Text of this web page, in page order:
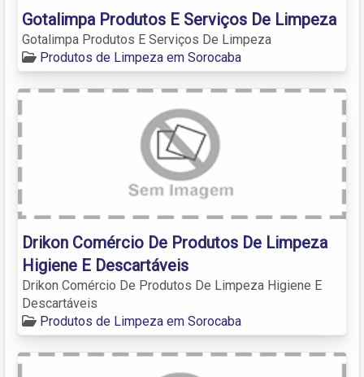
Gotalimpa Produtos E Serviços De Limpeza
Gotalimpa Produtos E Serviços De Limpeza
Produtos de Limpeza em Sorocaba
Drikon Comércio De Produtos De Limpeza
Higiene E Descartáveis
Drikon Comércio De Produtos De Limpeza Higiene E
Descartáveis
Produtos de Limpeza em Sorocaba